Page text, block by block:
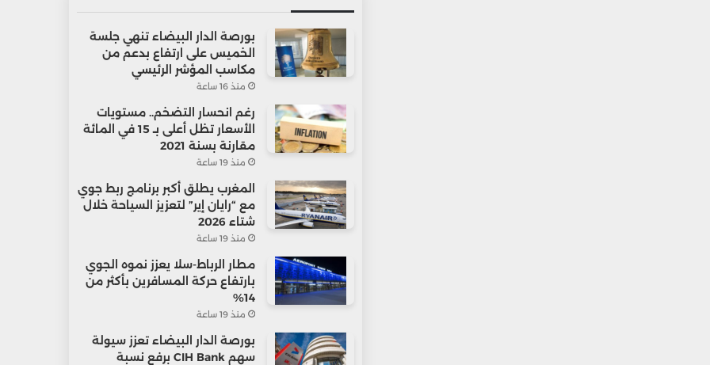
بورصة الدار البيضاء تنهي جلسة
الخميس على ارتفاع بدعم من
مكاسب المؤشر الرئيسي
منذ 16 ساعة
رغم انحسار التضخم.. مستويات
الأسعار تظل أعلى بـ 15 في المائة
مقارنة بسنة 2021
منذ 19 ساعة
المغرب يطلق أكبر برنامج ربط جوي
مع “رايان إير” لتعزيز السياحة خلال
شتاء 2026
منذ 19 ساعة
مطار الرباط-سلا يعزز نموه الجوي
بارتفاع حركة المسافرين بأكثر من
14%
منذ 19 ساعة
بورصة الدار البيضاء تعزز سيولة
سهم CIH Bank برفع نسبة